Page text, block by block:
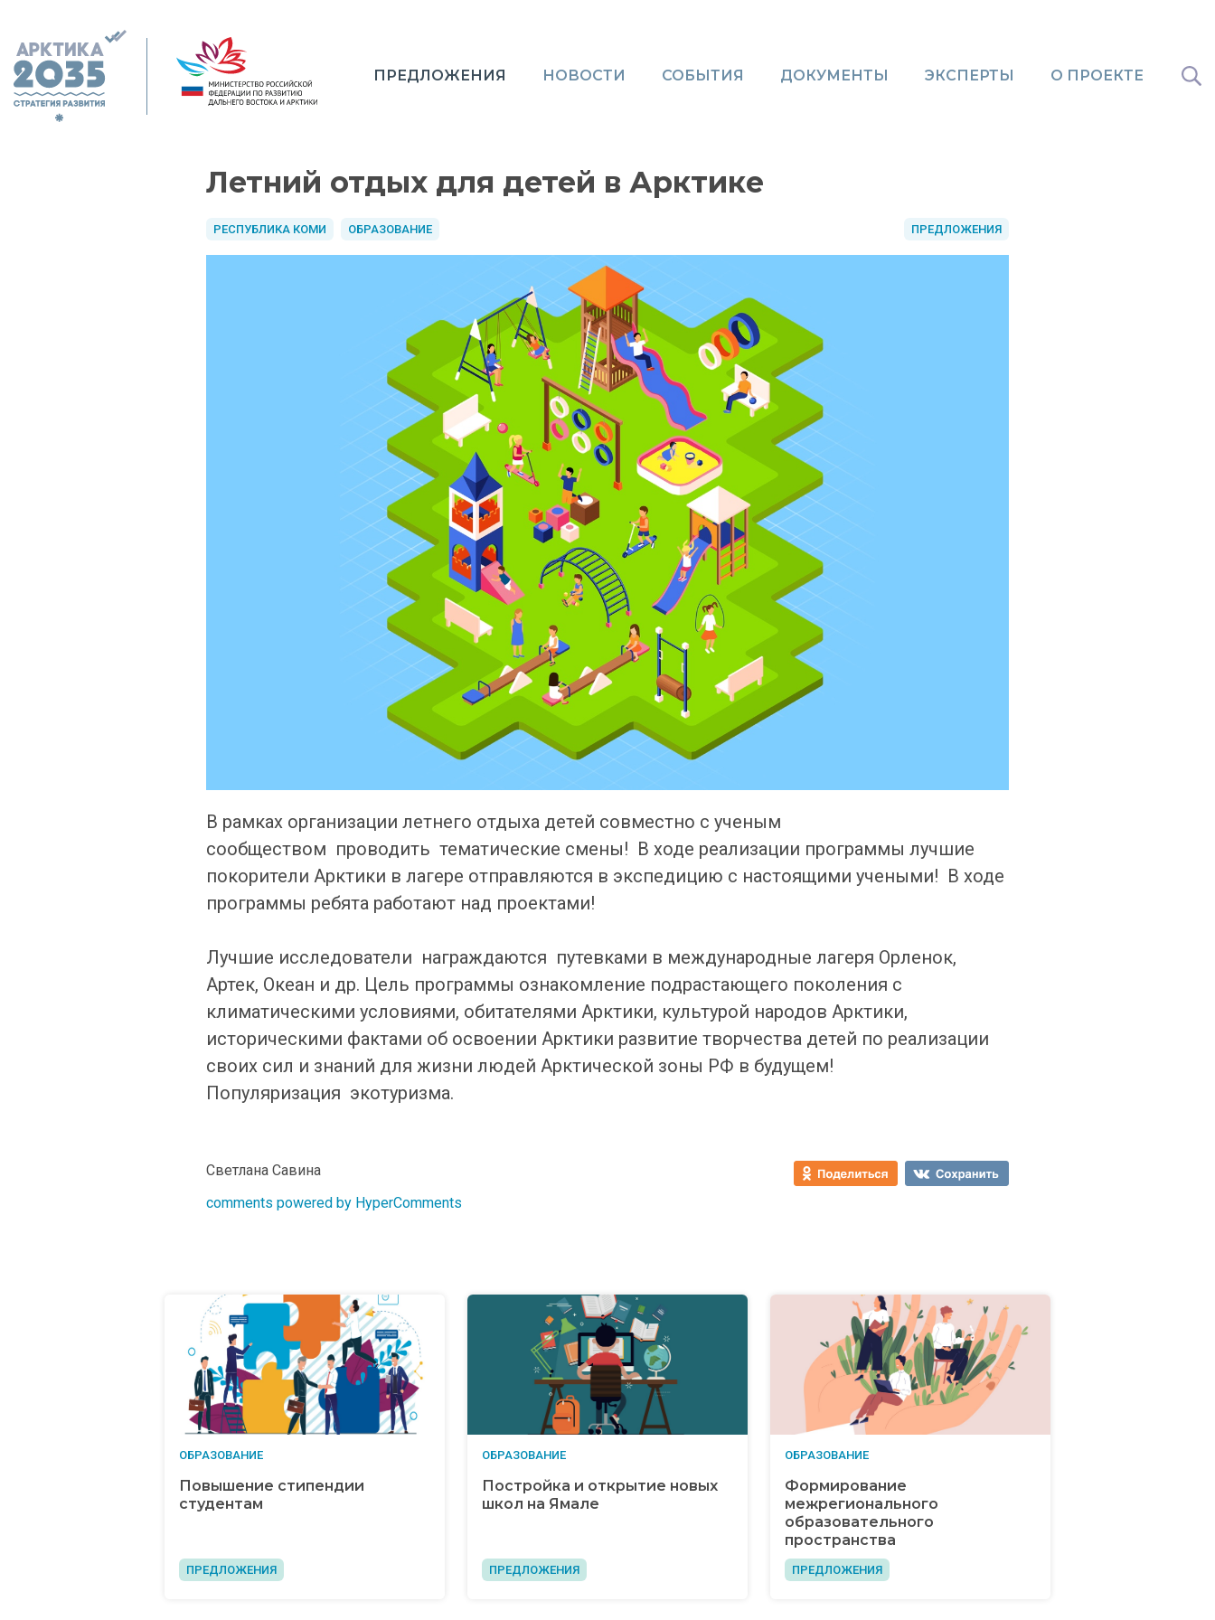
ПРЕДЛОЖЕНИЯ НОВОСТИ СОБЫТИЯ ДОКУМЕНТЫ ЭКСПЕРТЫ О ПРОЕКТЕ
Летний отдых для детей в Арктике
РЕСПУБЛИКА КОМИ ОБРАЗОВАНИЕ ПРЕДЛОЖЕНИЯ
В рамках организации летнего отдыха детей совместно с ученым
сообществом проводить тематические смены! В ходе реализации программы лучшие
покорители Арктики в лагере отправляются в экспедицию с настоящими учеными! В ходе
программы ребята работают над проектами!
Лучшие исследователи награждаются путевками в международные лагеря Орленок,
Артек, Океан и др. Цель программы ознакомление подрастающего поколения с
климатическими условиями, обитателями Арктики, культурой народов Арктики,
историческими фактами об освоении Арктики развитие творчества детей по реализации
своих сил и знаний для жизни людей Арктической зоны РФ в будущем!
Популяризация экотуризма.
Светлана Савина
comments powered by HyperComments
ОБРАЗОВАНИЕ
Повышение стипендии
студентам
ПРЕДЛОЖЕНИЯ
ОБРАЗОВАНИЕ
Постройка и открытие новых
школ на Ямале
ПРЕДЛОЖЕНИЯ
ОБРАЗОВАНИЕ
Формирование
межрегионального
образовательного
пространства
ПРЕДЛОЖЕНИЯ